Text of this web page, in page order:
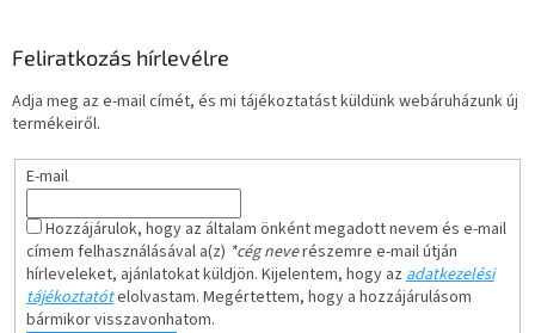
Feliratkozás hírlevélre
Adja meg az e-mail címét, és mi tájékoztatást küldünk webáruházunk új
termékeiről.
E-mail
Hozzájárulok, hogy az általam önként megadott nevem és e-mail
címem felhasználásával a(z) *cég neverészemre e-mail útján
hírleveleket, ajánlatokat küldjön. Kijelentem, hogy azadatkezelési
tájékoztatótelolvastam. Megértettem, hogy a hozzájárulásom
bármikor visszavonhatom.